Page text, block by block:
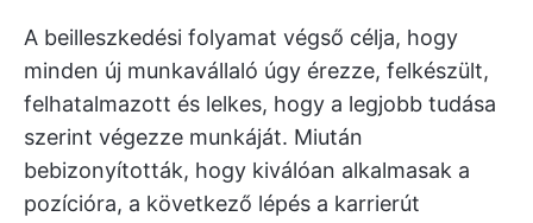
A beilleszkedési folyamat végső célja, hogy
minden új munkavállaló úgy érezze, felkészült,
felhatalmazott és lelkes, hogy a legjobb tudása
szerint végezze munkáját. Miután
bebizonyították, hogy kiválóan alkalmasak a
pozícióra, a következő lépés a karrierút